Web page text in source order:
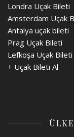
Londra Uçak Bileti
Amsterdam Uçak
Antalya uçak bileti
Prag Uçak Bileti
Lefkoşa Uçak Bileti
+ Uçak Bileti Al